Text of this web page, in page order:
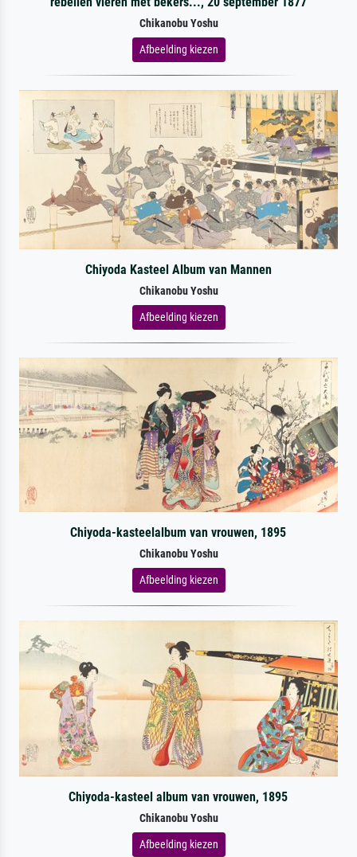
Chikanobu Yoshu
Afbeelding kiezen
Chiyoda Kasteel Album van Mannen
Chikanobu Yoshu
Afbeelding kiezen
Chiyoda-kasteelalbum van vrouwen, 1895
Chikanobu Yoshu
Afbeelding kiezen
Chiyoda-kasteel album van vrouwen, 1895
Chikanobu Yoshu
Afbeelding kiezen